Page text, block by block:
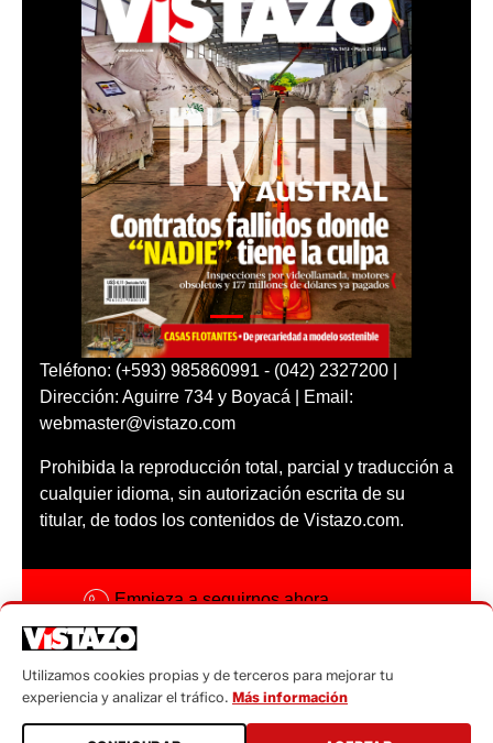
Teléfono: (+593) 985860991 - (042) 2327200 |
Dirección: Aguirre 734 y Boyacá | Email:
webmaster@vistazo.com
Prohibida la reproducción total, parcial y traducción a
cualquier idioma, sin autorización escrita de su
titular, de todos los contenidos de Vistazo.com.
Empieza a seguirnos ahora
Código ética
Sugerencias a:
Utilizamos cookies propias y de terceros para mejorar tu
experiencia y analizar el tráfico. Más información